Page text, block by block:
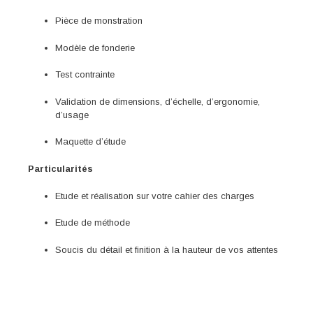
Pièce de monstration
Modèle de fonderie
Test contrainte
Validation de dimensions, d’échelle, d’ergonomie,
d’usage
Maquette d’étude
Particularités
Etude et réalisation sur votre cahier des charges
Etude de méthode
Soucis du détail et finition à la hauteur de vos attentes